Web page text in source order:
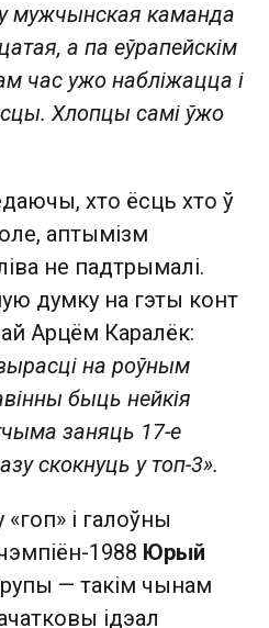
мужчынская каманда
а па еўрапейскім
час ужо набліжацца і
Хлопцы самі ўжо
хто ёсць хто ў
аптымізм
не падтрымалі.
думку на гэты конт
Арцём Каралёк:
на роўным
быць нейкія
заняць 17-е
скокнуць у топ-3».
і галоўны
1988 Юрый
— такім чынам
ідэал